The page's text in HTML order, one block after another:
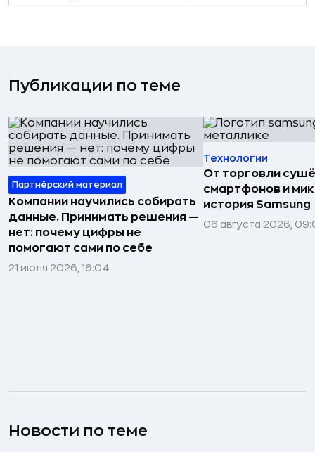
Публикации по теме
Партнёрский материал
Компании научились собирать
данные. Принимать решения —
нет: почему цифры не
помогают сами по себе
21 июля 2026, 16:04
Технологии
От торговли
смартфонов и
история Samsung
06 августа 2026,
Новости по теме